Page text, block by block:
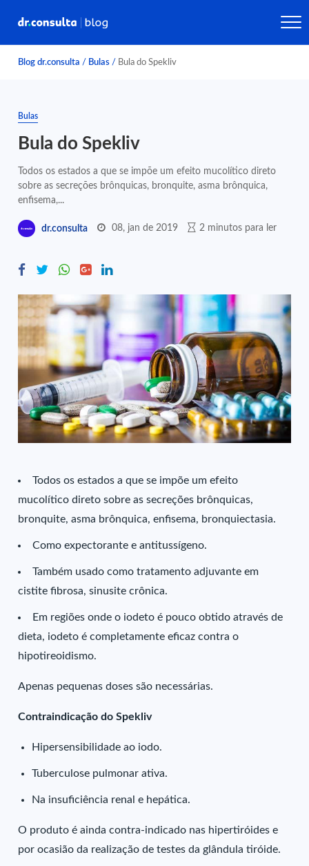
Blog dr.consulta / Bulas / Bula do Spekliv
Bulas
Bula do Spekliv
Todos os estados a que se impõe um efeito mucolítico direto
sobre as secreções brônquicas, bronquite, asma brônquica,
enfisema,...
dr.consulta 08, jan de 2019 2 minutos para ler
Todos os estados a que se impõe um efeito
mucolítico direto sobre as secreções brônquicas,
bronquite, asma brônquica, enfisema, bronquiectasia.
Como expectorante e antitussígeno.
Também usado como tratamento adjuvante em
cistite fibrosa, sinusite crônica.
Em regiões onde o iodeto é pouco obtido através de
dieta, iodeto é completamente eficaz contra o
hipotireoidismo.
Apenas pequenas doses são necessárias.
Contraindicação do Spekliv
Hipersensibilidade ao iodo.
Tuberculose pulmonar ativa.
Na insuficiência renal e hepática.
O produto é ainda contra-indicado nas hipertiróides e
por ocasião da realização de testes da glândula tiróide.